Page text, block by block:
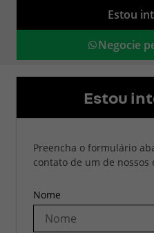
Estou
Negocie
Estou
Preencha o formulário
contato de um de nossos
Nome